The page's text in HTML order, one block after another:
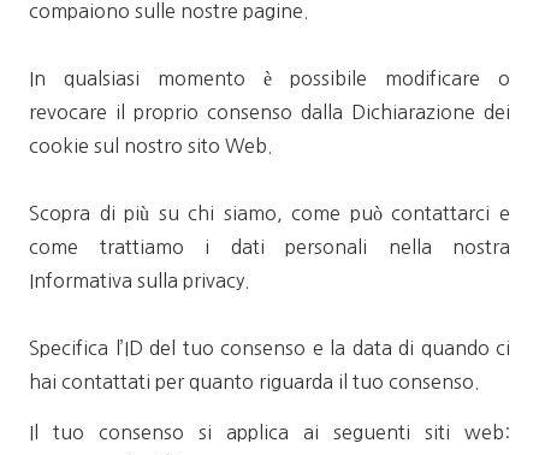
compaiono sulle nostre pagine.
In qualsiasi momento è possibile modificare o
revocare il proprio consenso dalla Dichiarazione dei
cookie sul nostro sito Web.
Scopra di più su chi siamo, come può contattarci e
come trattiamo i dati personali nella nostra
Informativa sulla privacy.
Specifica l’ID del tuo consenso e la data di quando ci
hai contattati per quanto riguarda il tuo consenso.
Il tuo consenso si applica ai seguenti siti web: